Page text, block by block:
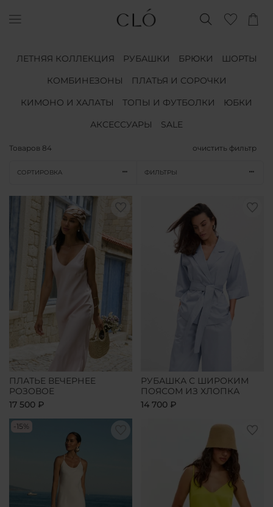
ЛЕТНЯЯ КОЛЛЕКЦИЯ РУБАШКИ БРЮКИ
ШОРТЫ
КОМБИНЕЗОНЫ
ПЛАТЬЯ И СОРОЧКИ
КИМОНО И ХАЛАТЫ
ТОПЫ И ФУТБОЛКИ
ЮБКИ
АКСЕССУАРЫ
SALE
Товаров 84 очистить фильтр
СОРТИРОВКА ФИЛЬТРЫ
ПЛАТЬЕ ВЕЧЕРНЕЕ
РОЗОВОЕ
17 500 ₽
РУБАШКА С ШИРОКИМ
ПОЯСОМ ИЗ ХЛОПКА
14 700 ₽
-15%